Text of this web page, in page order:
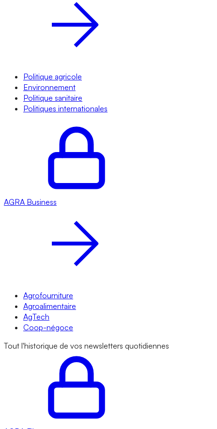
Politique agricole
Environnement
Politique sanitaire
Politiques internationales
AGRA Business
Agrofourniture
Agroalimentaire
AgTech
Coop-négoce
Tout l'historique de vos newsletters quotidiennes